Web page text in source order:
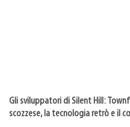
Gli sviluppatori di Silent Hill:
scozzese, la tecnologia retrò e il